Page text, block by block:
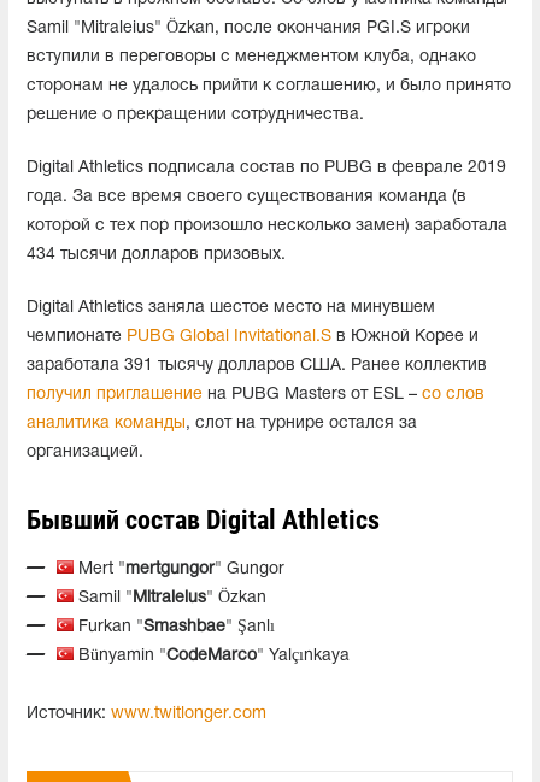
Samil "Mitraleius" Özkan, после окончания PGI.S игроки
вступили в переговоры с менеджментом клуба, однако
сторонам не удалось прийти к соглашению, и было принято
решение о прекращении сотрудничества.
Digital Athletics подписала состав по PUBG в феврале 2019
года. За все время своего существования команда (в
которой с тех пор произошло несколько замен) заработала
434 тысячи долларов призовых.
Digital Athletics заняла шестое место на минувшем
чемпионате PUBG Global Invitational.S в Южной Корее и
заработала 391 тысячу долларов США. Ранее коллектив
получил приглашение на PUBG Masters от ESL – со слов
аналитика команды, слот на турнире остался за
организацией.
Бывший состав Digital Athletics
Mert "mertgungor" Gungor
Samil " Mitraleius" Özkan
Furkan "Smashbae" Şanlı
Bünyamin "CodeMarco" Yalçınkaya
Источник: www.twitlonger.com